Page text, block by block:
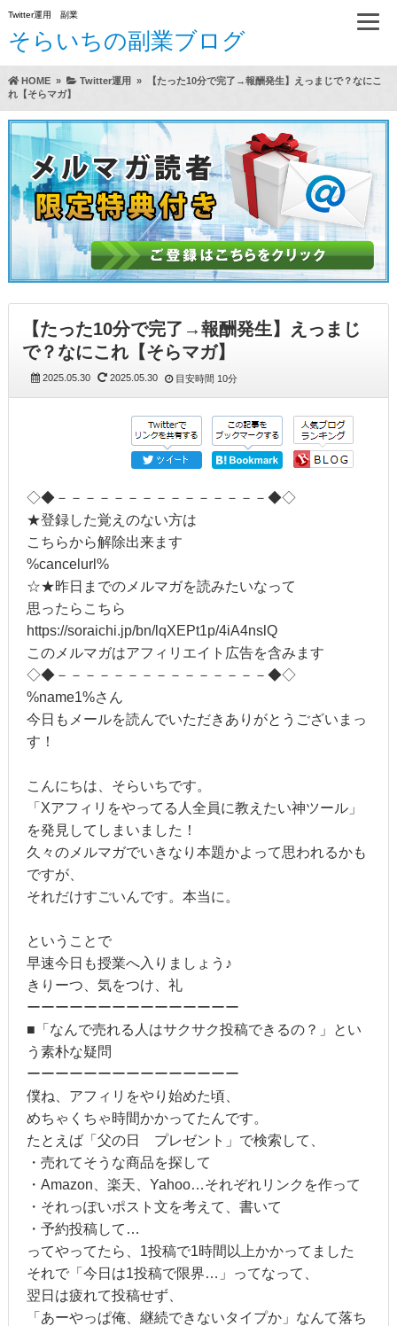
Twitter運用 副業
そらいちの副業ブログ
（A）
らいちのTwitter運用方実践レビュー
HOME» Twitter運用 »
【たった10分で完了→報酬発生】えっまじで？なにこ
れ【そらマガ】
【たった10分で完了→報酬発生】えっまじ
で？なにこれ【そらマガ】
2025.05.30 2025.05.30 目安時間 10分
◇◆－－－－－－－－－－－－－－－◆◇
★登録した覚えのない方は
こちらから解除出来ます
%cancelurl%
☆★昨日までのメルマガを読みたいなって
思ったらこちら
https://soraichi.jp/bn/lqXEPt1p/4iA4nslQ
このメルマガはアフィリエイト広告を含みます
◇◆－－－－－－－－－－－－－－－◆◇
%name1%さん
今日もメールを読んでいただきありがとうございまっ
す！
こんにちは、そらいちです。
「Xアフィリをやってる人全員に教えたい神ツール」
を発見してしまいました！
久々のメルマガでいきなり本題かよって思われるかも
ですが、
それだけすごいんです。本当に。
ということで
早速今日も授業へ入りましょう♪
きりーつ、気をつけ、礼
ーーーーーーーーーーーーーーー
■「なんで売れる人はサクサク投稿できるの？」とい
う素朴な疑問
ーーーーーーーーーーーーーーー
僕ね、アフィリをやり始めた頃、
めちゃくちゃ時間かかってたんです。
たとえば「父の日 プレゼント」で検索して、
・売れてそうな商品を探して
・Amazon、楽天、Yahoo…それぞれリンクを作って
・それっぽいポスト文を考えて、書いて
・予約投稿して…
ってやってたら、1投稿で1時間以上かかってました
それで「今日は1投稿で限界…」ってなって、
翌日は疲れて投稿せず、
「あーやっぱ俺、継続できないタイプか」なんて落ち